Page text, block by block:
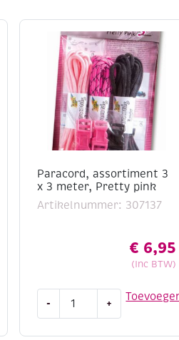
Paracord, assortiment 3
x 3 meter, Pretty pink
Artikelnummer: 307137
€ 6,95
(Inc BTW)
-
assortiment
+